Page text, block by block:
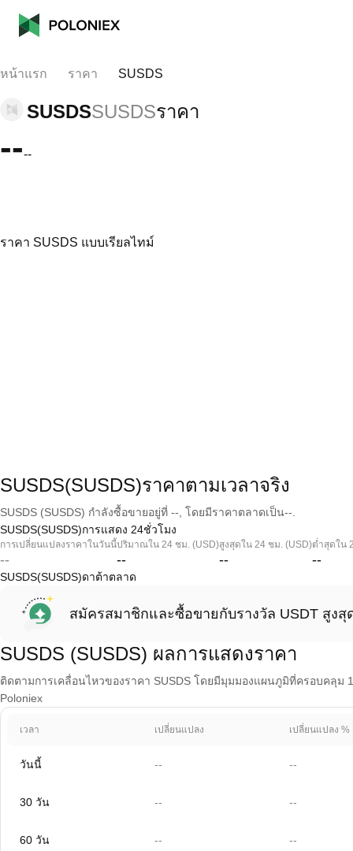
หน้าแรก ราคา SUSDS
SUSDSSUSDSราคา
----
ราคา SUSDS แบบเรียลไทม์
SUSDS(SUSDS)ราคาตามเวลาจริง
SUSDS (SUSDS) กำลังซื้อขายอยู่ที่ --, โดยมีราคาตลาดเป็น--.
SUSDS(SUSDS)การแสดง 24ชั่วโมง
การเปลี่ยนแปลงราคาในวันนี้
--
ปริมาณใน 24 ชม. (USD)
--
สูงสุดใน 24 ชม. (USD)
--
ต่ำสุดใน
--
SUSDS(SUSDS)ดาต้าตลาด
สมัครสมาชิกและซื้อขายกับรางวัล USDT สูงสุ
SUSDS (SUSDS) ผลการแสดงราคา
ติดตามการเคลื่อนไหวของราคา SUSDS โดยมีมุมมองแผนภูมิที่ครอบคลุม
Poloniex
เวลา เปลี่ยนแปลง เปลี่ยนแปลง %
วันนี้ -- --
30 วัน -- --
60 วัน -- --